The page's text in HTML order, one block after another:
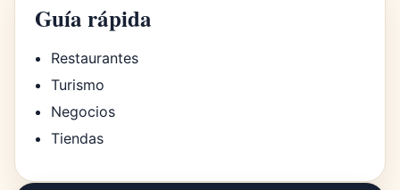
Guía rápida
Restaurantes
Turismo
Negocios
Tiendas